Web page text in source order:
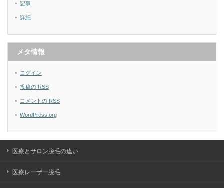
記事
詳細
メタ情報
ログイン
投稿の RSS
コメントの RSS
WordPress.org
医療とサロン脱毛の違い
医療レーザー脱毛